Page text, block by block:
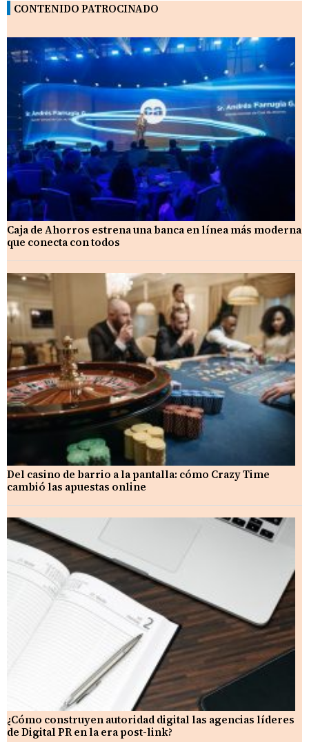
CONTENIDO PATROCINADO
Caja de Ahorros estrena una banca en línea más moderna
que conecta con todos
Del casino de barrio a la pantalla: cómo Crazy Time
cambió las apuestas online
¿Cómo construyen autoridad digital las agencias líderes
de Digital PR en la era post-link?